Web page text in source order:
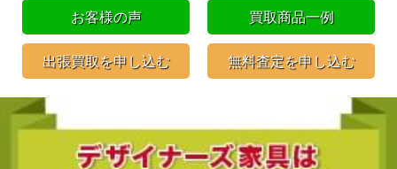
お客様の声 買取商品一例
出張買取を申し込む 無料査定を申し込む